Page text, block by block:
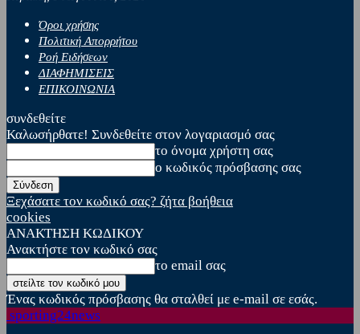
Όροι χρήσης
Πολιτική Απορρήτου
Ροή Ειδήσεων
ΔΙΑΦΗΜΙΣΕΙΣ
ΕΠΙΚΟΙΝΩΝΙΑ
συνδεθείτε
Καλωσήρθατε! Συνδεθείτε στον λογαριασμό σας
το όνομα χρήστη σας
ο κωδικός πρόσβασης σας
Ξεχάσατε τον κωδικό σας? ζήτα βοήθεια
cookies
ΑΝΑΚΤΗΣΗ ΚΩΔΙΚΟΥ
Ανακτήστε τον κωδικό σας
το email σας
Ένας κωδικός πρόσβασης θα σταλθεί με e-mail σε εσάς.
sporting24news